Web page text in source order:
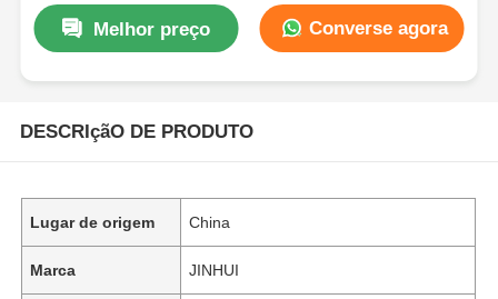
Melhor preço Converse agora
DESCRIçãO DE PRODUTO
Lugar de origem China
Marca JINHUI